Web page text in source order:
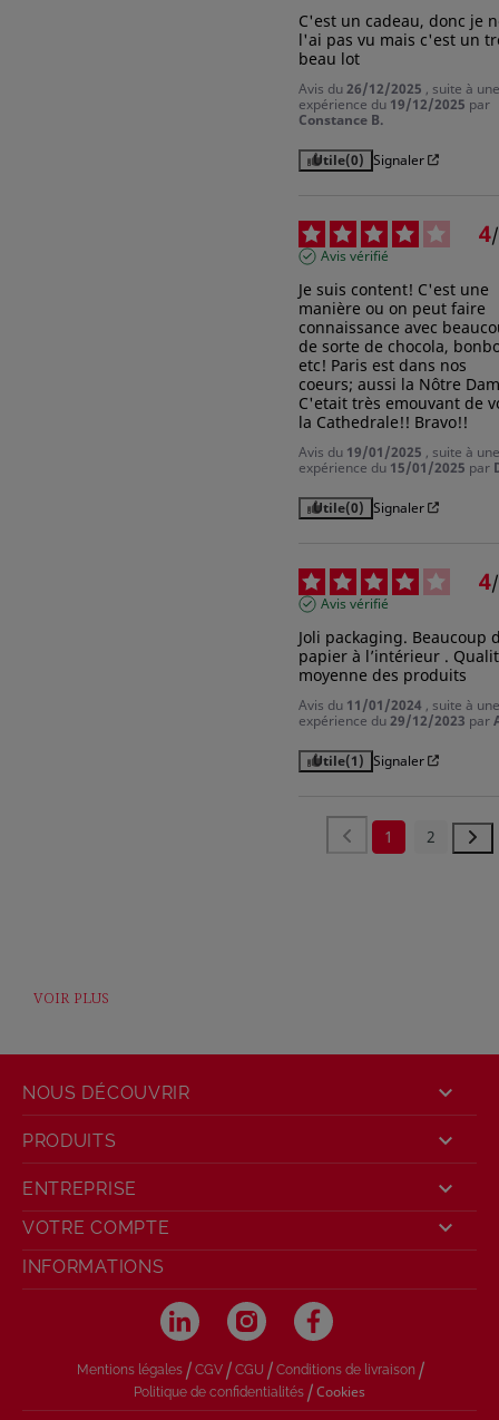
C'est un cadeau, donc je
l'ai pas vu mais c'est un
beau lot
Avis du26/12/2025 , suite à une
expérience du 19/12/2025 par
Constance B.
Utile(0) Signaler
4/
Avis vérifié
Je suis content! C'est une
manière ou on peut faire
connaissance avec
de sorte de chocola,
etc! Paris est dans nos
coeurs; aussi la Nôtre
C'etait très emouvant de
la Cathedrale!! Bravo!!
Avis du 19/01/2025 , suite à une
expérience du 15/01/2025 par
Utile(0) Signaler
4/
Avis vérifié
Joli packaging. Beaucoup
papier à l’intérieur .
moyenne des produits
Avis du 11/01/2024 , suite à une
expérience du29/12/2023 par
Utile(1) Signaler
1 2
VOIR PLUS
PRODUITS 
NOUS DÉCOUVRIR 
ENTREPRISE 
VOTRE COMPTE 
INFORMATIONS
Mentions légales / CGV / CGU / Conditions de livraison /
Politique de confidentialités /Cookies